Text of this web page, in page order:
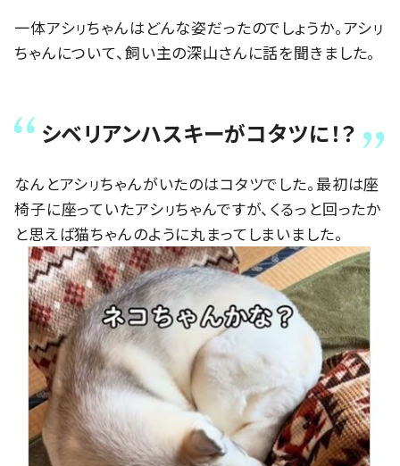
一体アシㇼちゃんはどんな姿だったのでしょうか。アシㇼ
ちゃんについて、飼い主の深山さんに話を聞きました。
シベリアンハスキーがコタツに！？
なんとアシㇼちゃんがいたのはコタツでした。最初は座
椅子に座っていたアシㇼちゃんですが、くるっと回ったか
と思えば猫ちゃんのように丸まってしまいました。